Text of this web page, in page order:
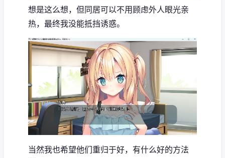
想是这么想，但同居可以不用顾虑外人眼光亲
热，最终我没能抵挡诱惑。
当然我也希望他们重归于好，有什么好的方法